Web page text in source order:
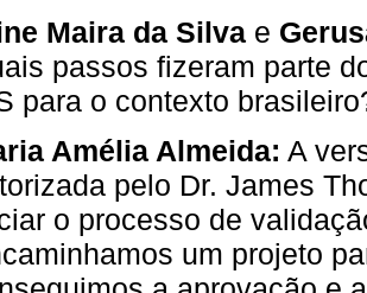
Maira da Silva e
passos fizeram parte
para o contexto
Amélia Almeida: A
pelo Dr. James
o processo de
um projeto